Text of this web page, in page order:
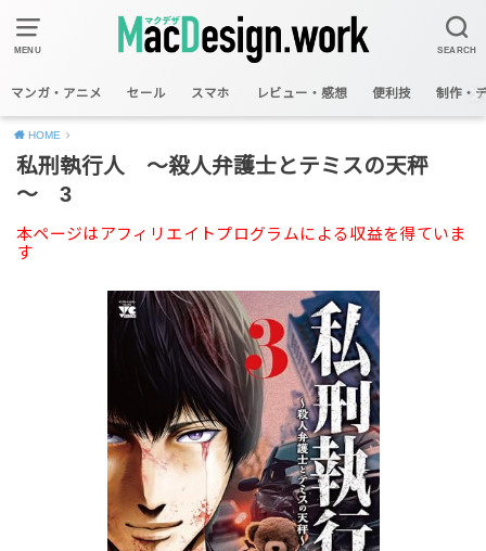
MENU SEARCH
マンガ・アニメ セール スマホ レビュー・感想 便利技 制作・
HOME
私刑執行人 ～殺人弁護士とテミスの天秤
～ 3
本ページはアフィリエイトプログラムによる収益を得ていま
す